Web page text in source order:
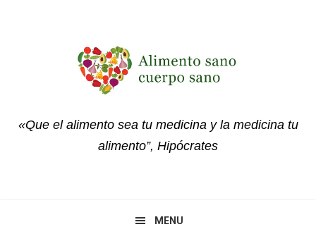
«Que el alimento sea tu medicina y la medicina tu
alimento”, Hipócrates
MENU